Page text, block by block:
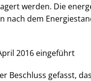
werden. Die
nach dem
2016 eingeführt
Beschluss gefasst,